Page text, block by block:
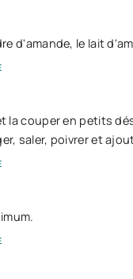
d'amande, le lait
la couper en petits
saler, poivrer et